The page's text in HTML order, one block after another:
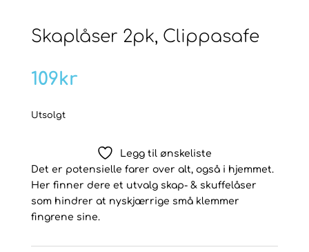
Skaplåser 2pk, Clippasafe
109 kr
Utsolgt
Legg til ønskeliste
Det er potensielle farer over alt, også i hjemmet.
Her finner dere et utvalg skap- & skuffelåser
som hindrer at nyskjærrige små klemmer
fingrene sine.